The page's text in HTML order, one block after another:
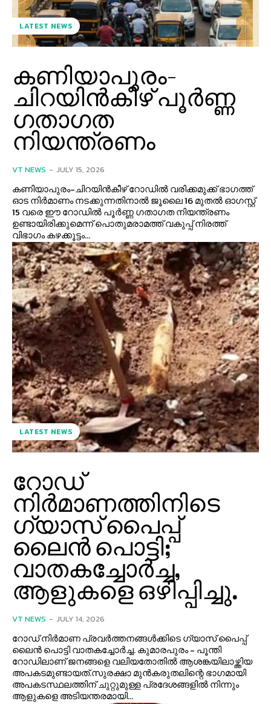
LATEST NEWS
കണിയാപുരം-
ചിറയിൻകീഴ് പൂർണ്ണ
ഗതാഗത
നിയന്ത്രണം
VT NEWS - JULY 15, 2026
കണിയാപുരം-ചിറയിൻകീഴ് റോഡിൽ വരിക്കമുക്ക് ഭാഗത്ത്
ഓട നിർമാണം നടക്കുന്നതിനാൽ ജൂലൈ 16 മുതൽ ഓഗസ്റ്റ്
15 വരെ ഈ റോഡിൽ പൂർണ്ണ ഗതാഗത നിയന്ത്രണം
ഉണ്ടായിരിക്കുമെന്ന് പൊതുമരാമത്ത് വകുപ്പ് നിരത്ത്
വിഭാഗം കഴക്കൂട്ടം...
LATEST NEWS
റോഡ്
നിര്‍മാണത്തിനിടെ
ഗ്യാസ് പൈപ്പ്
ലൈൻ പൊട്ടി;
വാതകച്ചോര്‍ച്ച,
ആളുകളെ ഒഴിപ്പിച്ചു.
VT NEWS - JULY 14, 2026
റോഡ് നിർമാണ പ്രവർത്തനങ്ങള്‍ക്കിടെ ഗ്യാസ് പൈപ്പ്
ലൈൻ പൊട്ടി വാതകച്ചോർച്ച. കുമാരപുരം - പൂന്തി
റോഡിലാണ് ജനങ്ങളെ വലിയതോതില്‍ ആശങ്കയിലാഴ്ത്തിയ
അപകടമുണ്ടായത്.സുരക്ഷാ മുൻകരുതലിന്റെ ഭാഗമായി
അപകടസ്ഥലത്തിന് ചുറ്റുമുള്ള പ്രദേശങ്ങളില്‍ നിന്നും
ആളുകളെ അടിയന്തരമായി...